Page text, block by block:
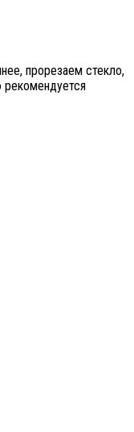
прорезаем стекло,
рекомендуется